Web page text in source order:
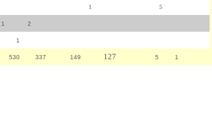
1 5
1 2
1
530 337 149 127 5 1